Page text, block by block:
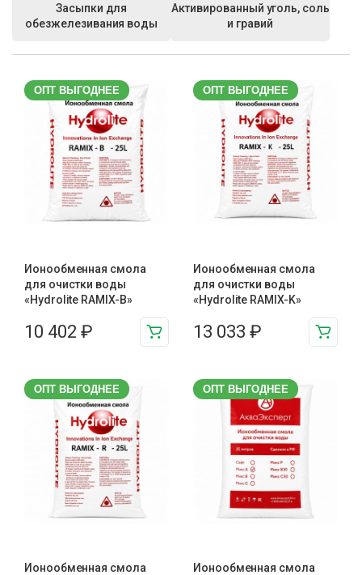
Засыпки для
обезжелезивания воды
Активированный уголь, соль
и гравий
ОПТ ВЫГОДНЕЕ
Ионообменная смола
для очистки воды
«Hydrolite RAMIX-B»
10 402 ₽
ОПТ ВЫГОДНЕЕ
Ионообменная смола
для очистки воды
«Hydrolite RAMIX-K»
13 033 ₽
ОПТ ВЫГОДНЕЕ
Ионообменная смола
ОПТ ВЫГОДНЕЕ
Ионообменная смола